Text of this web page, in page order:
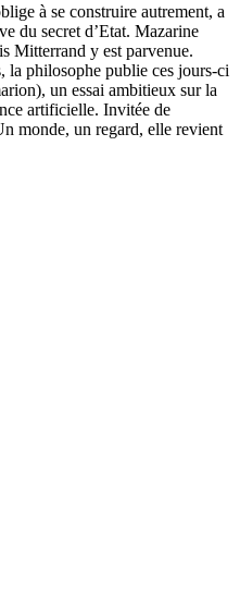
à se construire autrement, a
du secret d’Etat. Mazarine
Mitterrand y est parvenue.
la philosophe publie ces jours-ci
un essai ambitieux sur la
artificielle. Invitée de
monde, un regard, elle revient